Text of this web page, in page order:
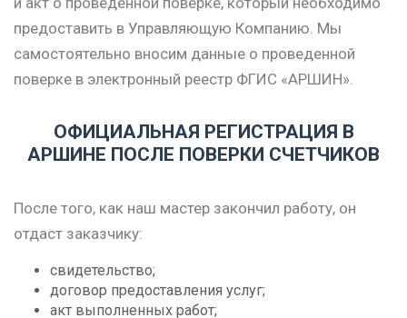
предоставить в Управляющую Компанию. Мы
самостоятельно вносим данные о проведенной
поверке в электронный реестр ФГИС «АРШИН».
ОФИЦИАЛЬНАЯ РЕГИСТРАЦИЯ В
АРШИНЕ ПОСЛЕ ПОВЕРКИ СЧЕТЧИКОВ
После того, как наш мастер закончил работу, он
отдаст заказчику:
свидетельство;
договор предоставления услуг;
акт выполненных работ;